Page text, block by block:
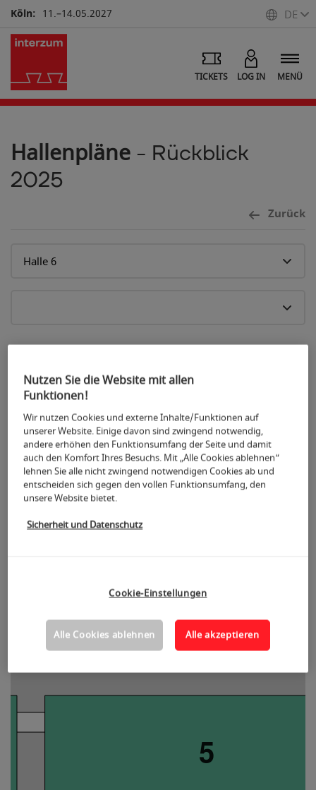
Köln: 11.–14.05.2027 DE
MENÜ
LOG IN
TICKETS
Hallenpläne - Rückblick
2025
Zurück
6
5
+
−
Nutzen Sie die Website mit allen
Funktionen!
Wir nutzen Cookies und externe Inhalte/Funktionen auf
unserer Website. Einige davon sind zwingend notwendig,
andere erhöhen den Funktionsumfang der Seite und damit
auch den Komfort Ihres Besuchs. Mit „Alle Cookies ablehnen“
lehnen Sie alle nicht zwingend notwendigen Cookies ab und
entscheiden sich gegen den vollen Funktionsumfang, den
unsere Website bietet.
Sicherheit und Datenschutz
Cookie-Einstellungen
Alle Cookies ablehnen Alle akzeptieren